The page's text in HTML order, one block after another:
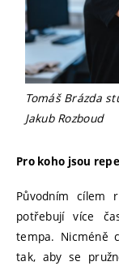
Tomáš Brázda
Jakub Rozboud
Pro koho jsou
Původním cílem
potřebují více
tempa. Nicméně
tak, aby se